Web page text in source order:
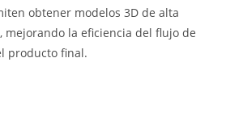
obtener modelos 3D de alta
mejorando la eficiencia del flujo de
producto final.